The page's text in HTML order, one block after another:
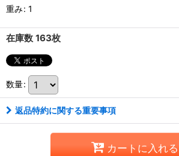
重み: 1
在庫数 163枚
数量:
返品特約に関する重要事項
カートに入れる